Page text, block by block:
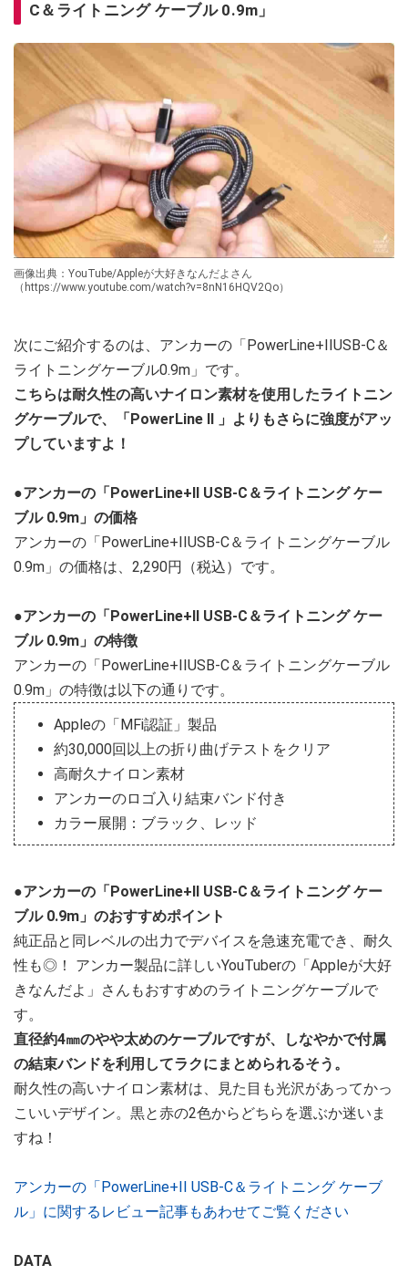
C＆ライトニング ケーブル 0.9m」
画像出典：YouTube/Appleが大好きなんだよさん
（https://www.youtube.com/watch?v=8nN16HQV2Qo）
次にご紹介するのは、アンカーの「PowerLine+IIUSB-C＆
ライトニングケーブル0.9m」です。
こちらは耐久性の高いナイロン素材を使用したライトニン
グケーブルで、「PowerLine II 」よりもさらに強度がアッ
プしていますよ！
●アンカーの「PowerLine+II USB-C＆ライトニング ケー
ブル 0.9m」の価格
アンカーの「PowerLine+IIUSB-C＆ライトニングケーブル
0.9m」の価格は、2,290円（税込）です。
●アンカーの「PowerLine+II USB-C＆ライトニング ケー
ブル 0.9m」の特徴
アンカーの「PowerLine+IIUSB-C＆ライトニングケーブル
0.9m」の特徴は以下の通りです。
Appleの「MFi認証」製品
約30,000回以上の折り曲げテストをクリア
高耐久ナイロン素材
アンカーのロゴ入り結束バンド付き
カラー展開：ブラック、レッド
●アンカーの「PowerLine+II USB-C＆ライトニング ケー
ブル 0.9m」のおすすめポイント
純正品と同レベルの出力でデバイスを急速充電でき、耐久
性も◎！ アンカー製品に詳しいYouTuberの「Appleが大好
きなんだよ」さんもおすすめのライトニングケーブルで
す。
直径約4㎜のやや太めのケーブルですが、しなやかで付属
の結束バンドを利用してラクにまとめられるそう。
耐久性の高いナイロン素材は、見た目も光沢があってかっ
こいいデザイン。黒と赤の2色からどちらを選ぶか迷いま
すね！
アンカーの「PowerLine+II USB-C＆ライトニング ケーブ
ル」に関するレビュー記事もあわせてご覧ください
DATA